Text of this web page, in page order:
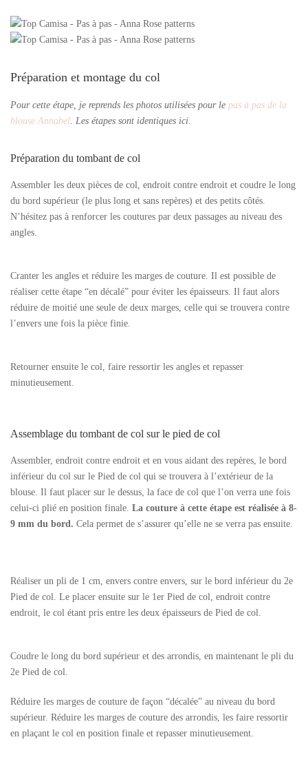
Préparation et montage du col
Pour cette étape, je reprends les photos utilisées pour le pas à pas de la
blouse Annabel . Les étapes sont identiques ici.
Préparation du tombant de col
Assembler les deux pièces de col, endroit contre endroit et coudre le long
du bord supérieur (le plus long et sans repères) et des petits côtés.
N’hésitez pas à renforcer les coutures par deux passages au niveau des
angles.
Cranter les angles et réduire les marges de couture. Il est possible de
réaliser cette étape “en décalé” pour éviter les épaisseurs. Il faut alors
réduire de moitié une seule de deux marges, celle qui se trouvera contre
l’envers une fois la pièce finie.
Retourner ensuite le col, faire ressortir les angles et repasser
minutieusement.
Assemblage du tombant de col sur le pied de col
Assembler, endroit contre endroit et en vous aidant des repères, le bord
inférieur du col sur le Pied de col qui se trouvera à l’extérieur de la
blouse. Il faut placer sur le dessus, la face de col que l’on verra une fois
celui-ci plié en position finale. La couture à cette étape est réalisée à 8-
9 mm du bord. Cela permet de s’assurer qu’elle ne se verra pas ensuite.
Réaliser un pli de 1 cm, envers contre envers, sur le bord inférieur du 2e
Pied de col. Le placer ensuite sur le 1er Pied de col, endroit contre
endroit, le col étant pris entre les deux épaisseurs de Pied de col.
Coudre le long du bord supérieur et des arrondis, en maintenant le pli du
2e Pied de col.
Réduire les marges de couture de façon “décalée” au niveau du bord
supérieur. Réduire les marges de couture des arrondis, les faire ressortir
en plaçant le col en position finale et repasser minutieusement.